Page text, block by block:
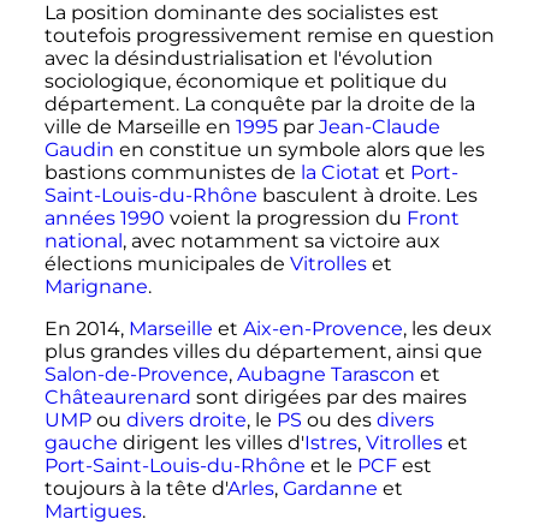
La position dominante des socialistes est
toutefois progressivement remise en question
avec la désindustrialisation et l'évolution
sociologique, économique et politique du
département. La conquête par la droite de la
ville de Marseille en 1995par Jean-Claude
Gaudin en constitue un symbole alors que les
bastions communistes de la Ciotat et Port-
Saint-Louis-du-Rhône basculent à droite. Les
années 1990 voient la progression du Front
national , avec notamment sa victoire aux
élections municipales de Vitrolleset
Marignane.
En 2014, Marseille et Aix-en-Provence, les deux
plus grandes villes du département, ainsi que
Salon-de-Provence, Aubagne Tarascon et
Châteaurenard sont dirigées par des maires
UMPou divers droite, le PS ou des divers
gauche dirigent les villes d'Istres, Vitrolleset
Port-Saint-Louis-du-Rhône et le PCFest
toujours à la tête d'Arles, Gardanne et
Martigues.